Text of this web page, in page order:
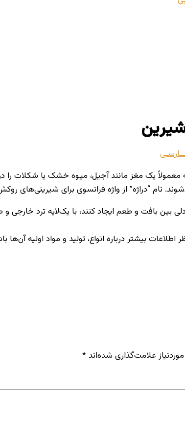
یک مغز مانند آجیل، میوه خشک یا شکلات
نام “دراژه” از واژه فرانسوی برای شیرینی‌های
بین بافت و طعم ایجاد کنند، با یک‌لایه ترد
بیشتر درباره انواع، تولید و مواد اولیه آن‌ها
علامت‌گذاری شده‌اند *